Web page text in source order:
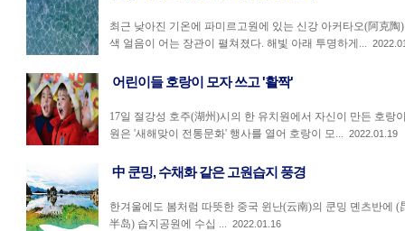
최근 낮아진 기온에 파미르고원에 있는 신강 아커타오(阿克
색 얼음이 어는 장관이 펼쳐졌다. 해빛 아래 투명하게...
어린이들 호랑이 모자 쓰고 '활짝'
17일 절강성 호주(湖州)시의 한 유치원에서 자신이 만든 호랑
원은 '새해맞이 전통문화' 행사를 열어 호랑이 모... 2022.01.19
中 쿤밍, 수채화 같은 고원습지 풍경
한겨울에도 봄처럼 따뜻한 중국 윈난(云南)의 쿤밍 뎬츠반에
半岛) 습지공원에 수십 ... 2022.01.16